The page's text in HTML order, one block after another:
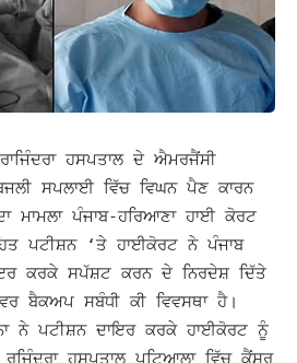
ਹਸਪਤਾਲ ਦੇ ਐਮਰਜੈਂਸੀ
ਸਪਲਾਈ ਵਿੱਚ ਵਿਘਨ ਪੈਣ ਕਾਰਨ
ਮਾਮਲਾ ਪੰਜਾਬ-ਹਰਿਆਣਾ ਹਾਈ ਕੋਰਟ
ਪਟੀਸ਼ਨ ‘ਤੇ ਹਾਈਕੋਰਟ ਨੇ ਪੰਜਾਬ
ਕਰਕੇ ਸਪੱਸ਼ਟ ਕਰਨ ਦੇ ਨਿਰਦੇਸ਼ ਦਿੱਤੇ
ਬੈਕਅਪ ਸਬੰਧੀ ਕੀ ਵਿਵਸਥਾ ਹੈ।
ਨੇ ਪਟੀਸ਼ਨ ਦਾਇਰ ਕਰਕੇ ਹਾਈਕੋਰਟ ਨੂੰ
ਹਸਪਤਾਲ ਪਟਿਆਲਾ ਵਿੱਚ ਕੈਂਸਰ